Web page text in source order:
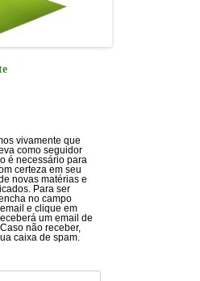
vivamente que
como seguidor
é necessário para
certeza em seu
novas matérias e
Para ser
no campo
e clique em
um email de
não receber,
caixa de spam.